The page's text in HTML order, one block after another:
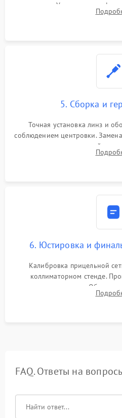
поправок. Устранение
поврежденных линз, разбитой
5. Сборка и
Точная установка линз и
соблюдением центровки.
нанесение влагозащитной
и заполнение его
6. Юстировка и
Калибровка прицельной
коллиматорном стенде.
механизма поправок.
ударном стенде для
FAQ. Ответы на